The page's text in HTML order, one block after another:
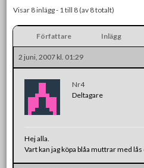
Visar 8 inlägg - 1 till 8 (av 8 totalt)
Författare Inlägg
2 juni, 2007 kl. 01:29
Nr4
Deltagare
Hej alla.
Vart kan jag köpa blåa muttrar med